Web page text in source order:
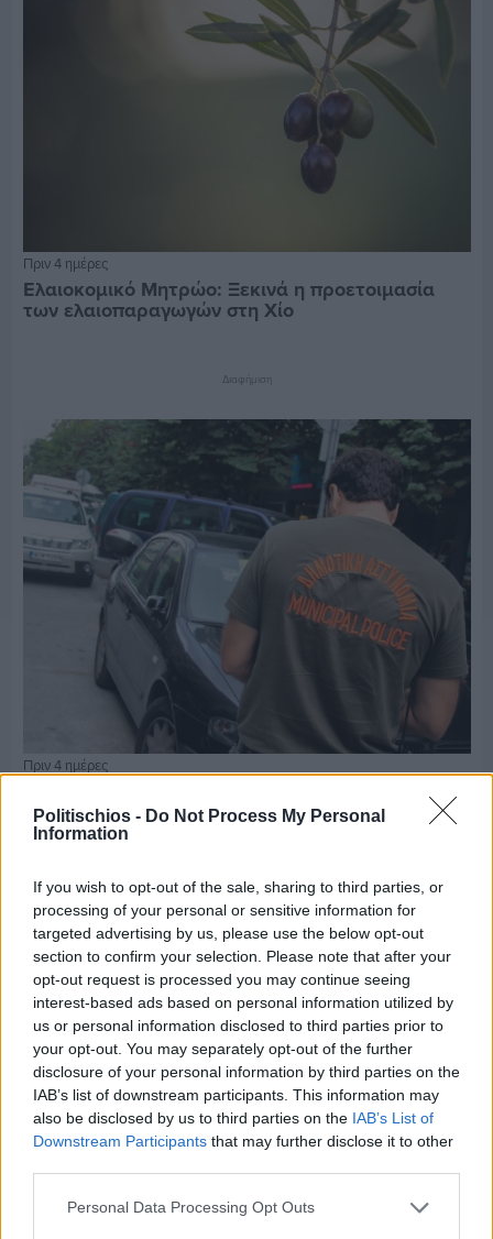
Politischios - Do Not Process My Personal
Information
If you wish to opt-out of the sale, sharing to third parties, or
processing of your personal or sensitive information for
targeted advertising by us, please use the below opt-out
section to confirm your selection. Please note that after your
opt-out request is processed you may continue seeing
interest-based ads based on personal information utilized by
us or personal information disclosed to third parties prior to
your opt-out. You may separately opt-out of the further
disclosure of your personal information by third parties on the
IAB’s list of downstream participants. This information may
also be disclosed by us to third parties on the IAB’s List of
Downstream Participants that may further disclose it to other
Personal Data Processing Opt Outs
Πριν 4 ημέρες
Ελαιοκομικό Μητρώο: Ξεκινά η προετοιμασία
των ελαιοπαραγωγών στη Χίο
Διαφήμιση
Πριν 4 ημέρες
Ώρα να επιστρέψει η Δημοτική Αστυνομία στη
Χίο
Πριν 4 ημέρες
Αδειάζουν τα νησιά – Το δημογραφικό στο